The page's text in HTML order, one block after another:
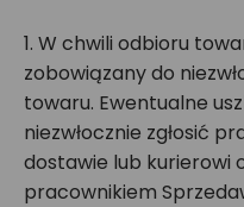
1. W chwili odbioru
zobowiązany do
towaru. Ewentualne
niezwłocznie zgłosić
dostawie lub kurierowi
pracownikiem